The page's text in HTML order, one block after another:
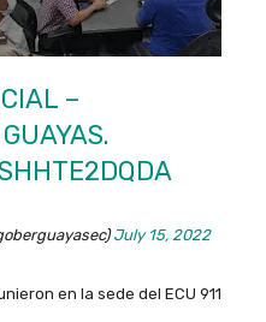
–
July 15, 2022
en la sede del ECU 911